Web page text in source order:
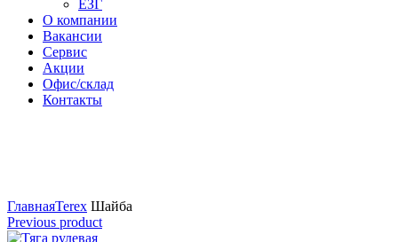
ЕЗГ
О компании
Вакансии
Сервис
Акции
Офис/склад
Контакты
ГлавнаяTerex Шайба
Previous product